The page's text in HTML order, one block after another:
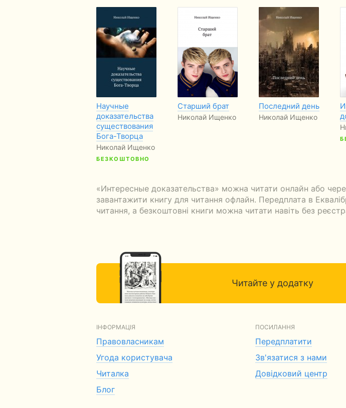
Научные
доказательства
существования
Бога-Творца
Николай Ищенко
БЕЗКОШТОВНО
Старший брат
Николай Ищенко
Последний день
Николай Ищенко
«Интересные доказательства» можна читати онлайн або
завантажити книгу для читання офлайн. Передплата в
читання, а безкоштовні книги можна читати навіть без
Читайте у додатку
ІНФОРМАЦІЯ
Правовласникам
Угода користувача
Читалка
Блог
ПОСИЛАННЯ
Передплатити
Зв'язатися з нами
Довідковий центр